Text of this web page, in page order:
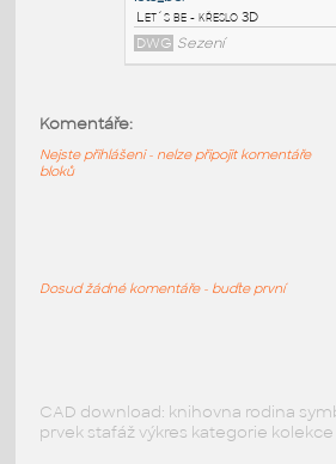
F3D
Nábytek
Let´s be - křeslo 3D
Komentáře:
Nejste přihlášeni - nelze připojit komentáře
bloků
Dosud žádné komentáře - buďte první
CAD download: knihovna rodina
prvek stafáž výkres kategorie